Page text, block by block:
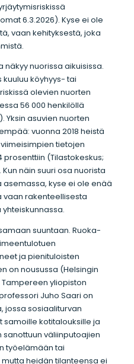
6.3.2026). Kyse ei ole
vaan kehityksestä, joka
näkyy nuorissa aikuisissa.
kuuluu köyhyys- tai
olevien nuorten
56 000 henkilöllä
Yksin asuvien nuorten
vuonna 2018 heistä
tietojen
(Tilastokeskus;
näin suuri osa nuorista
kyse ei ole enää
vaan rakenteellisesta
suuntaan. Ruoka-
ja pienituloisten
on nousussa (Helsingin
Tampereen yliopiston
Juho Saari on
jossa sosiaaliturvan
samoille kotitalouksille ja
sanottuun väliinputoajien
työelämään tai
heidän tilanteensa ei